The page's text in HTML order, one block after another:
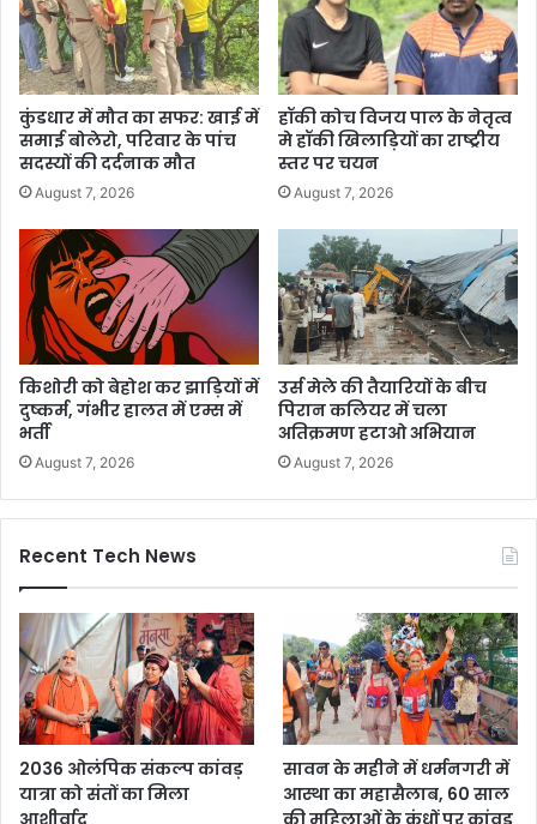
कुंडधार में मौत का सफर: खाई में
समाई बोलेरो, परिवार के पांच
सदस्यों की दर्दनाक मौत
August 7, 2026
हॉकी कोच विजय पाल के नेतृत्व
मे हॉकी खिलाड़ियों का राष्ट्रीय
स्तर पर चयन
August 7, 2026
किशोरी को बेहोश कर झाड़ियों में
दुष्कर्म, गंभीर हालत में एम्स में
भर्ती
August 7, 2026
उर्स मेले की तैयारियों के बीच
पिरान कलियर में चला
अतिक्रमण हटाओ अभियान
August 7, 2026
Recent Tech News
2036 ओलंपिक संकल्प कांवड़
यात्रा को संतों का मिला
सावन के महीने में धर्मनगरी में
आस्था का महासैलाब, 60 साल